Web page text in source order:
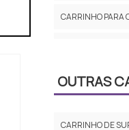
CARRINHO PARA
CARGA
PREÇO
OUTRAS
CARRINHO DE